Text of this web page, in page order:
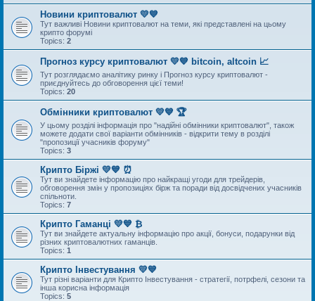
Новини криптовалют 💛💙
Тут важливі Новини криптовалют на теми, які представлені на цьому
крипто форумі
Topics: 2
Прогноз курсу криптовалют 💛💙 bitcoin, altcoin 📈
Тут розглядаємо аналітику ринку і Прогноз курсу криптовалют -
приєднуйтесь до обговорення цієї теми!
Topics: 20
Обмінники криптовалют 💛💙 🏆
У цьому розділі інформація про "надійні обмінники криптовалют", також
можете додати свої варіанти обмінників - відкрити тему в розділі
"пропозиції учасників форуму"
Topics: 3
Крипто Біржі 💛💙 ⏰
Тут ви знайдете інформацію про найкращі угоди для трейдерів,
обговорення змін у пропозиціях бірж та поради від досвідчених учасників
спільноти.
Topics: 7
Крипто Гаманці 💛💙 ₿
Тут ви знайдете актуальну інформацію про акції, бонуси, подарунки від
різних криптовалютних гаманців.
Topics: 1
Крипто Інвестування 💛💙
Тут різні варіанти для Крипто Інвестування - стратегії, потрфелі, сезони та
інша корисна інформація
Topics: 5